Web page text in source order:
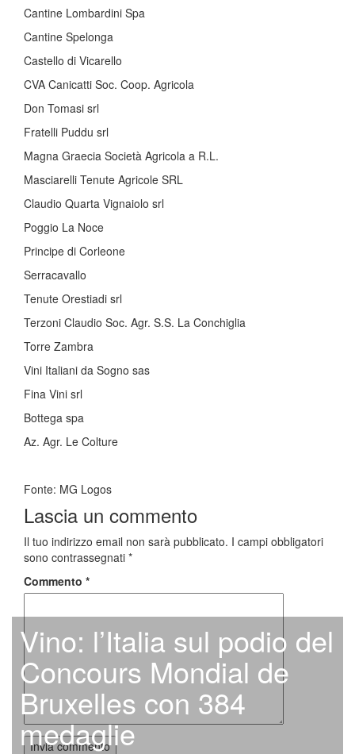
Vino: l’Italia sul podio del
Concours Mondial de
Bruxelles con 384
medaglie
Cantine Lombardini Spa
Cantine Spelonga
Castello di Vicarello
CVA Canicatti Soc. Coop. Agricola
Don Tomasi srl
Fratelli Puddu srl
Magna Graecia Società Agricola a R.L.
Masciarelli Tenute Agricole SRL
Claudio Quarta Vignaiolo srl
Poggio La Noce
Principe di Corleone
Serracavallo
Tenute Orestiadi srl
Terzoni Claudio Soc. Agr. S.S. La Conchiglia
Torre Zambra
Vini Italiani da Sogno sas
Fina Vini srl
Bottega spa
Az. Agr. Le Colture
Fonte: MG Logos
Lascia un commento
Il tuo indirizzo email non sarà pubblicato. I campi obbligatori
sono contrassegnati *
Commento *